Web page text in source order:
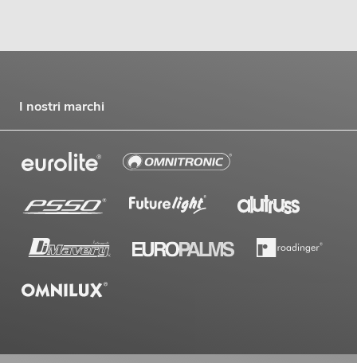
I nostri marchi